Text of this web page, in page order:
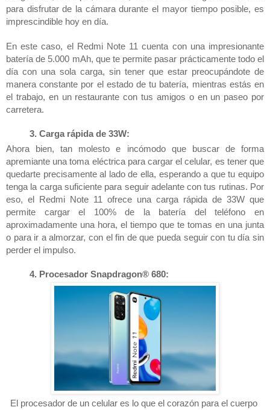
para disfrutar de la cámara durante el mayor tiempo posible, es
imprescindible hoy en día.
En este caso, el Redmi Note 11 cuenta con una impresionante
batería de 5.000 mAh, que te permite pasar prácticamente todo el
día con una sola carga, sin tener que estar preocupándote de
manera constante por el estado de tu batería, mientras estás en
el trabajo, en un restaurante con tus amigos o en un paseo por
carretera.
Carga rápida de 33W:
Ahora bien, tan molesto e incómodo que buscar de forma
apremiante una toma eléctrica para cargar el celular, es tener que
quedarte precisamente al lado de ella, esperando a que tu equipo
tenga la carga suficiente para seguir adelante con tus rutinas. Por
eso, el Redmi Note 11 ofrece una carga rápida de 33W que
permite cargar el 100% de la batería del teléfono en
aproximadamente una hora, el tiempo que te tomas en una junta
o para ir a almorzar, con el fin de que pueda seguir con tu día sin
perder el impulso.
Procesador Snapdragon® 680:
El procesador de un celular es lo que el corazón para el cuerpo